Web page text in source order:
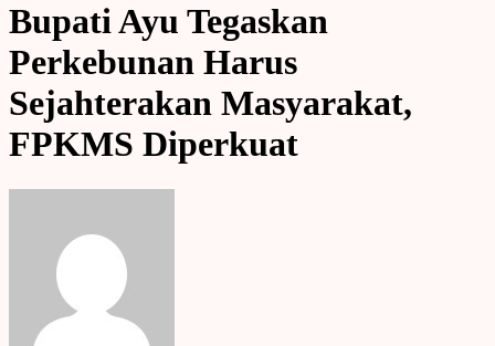
Bupati Ayu Tegaskan
Perkebunan Harus
Sejahterakan Masyarakat,
FPKMS Diperkuat